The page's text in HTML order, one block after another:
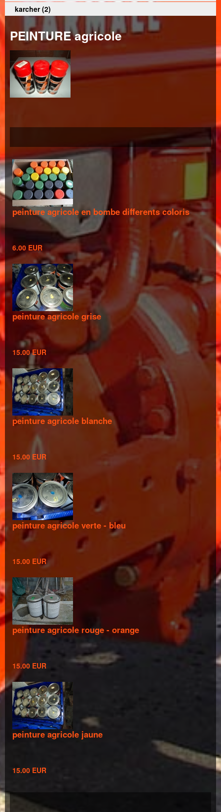
karcher (2)
PEINTURE agricole
peinture agricole en bombe differents coloris
6.00 EUR
peinture agricole grise
15.00 EUR
peinture agricole blanche
15.00 EUR
peinture agricole verte - bleu
15.00 EUR
peinture agricole rouge - orange
15.00 EUR
peinture agricole jaune
15.00 EUR